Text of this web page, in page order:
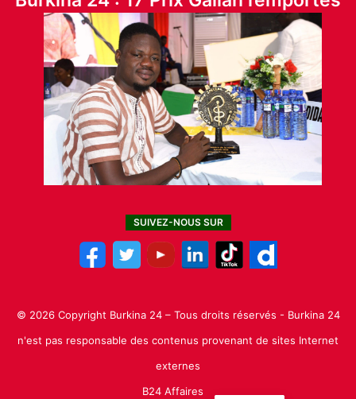
SUIVEZ-NOUS SUR
© 2026 Copyright Burkina 24 – Tous droits réservés - Burkina 24
n'est pas responsable des contenus provenant de sites Internet
externes
B24 Affaires